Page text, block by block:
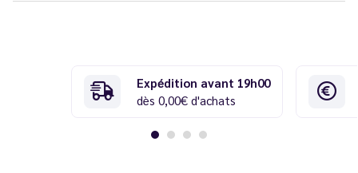
Expédition avant 19h00
dès 0,00€ d'achats